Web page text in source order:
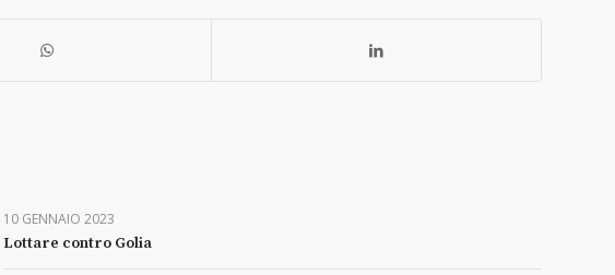
10 GENNAIO 2023
Lottare contro Golia